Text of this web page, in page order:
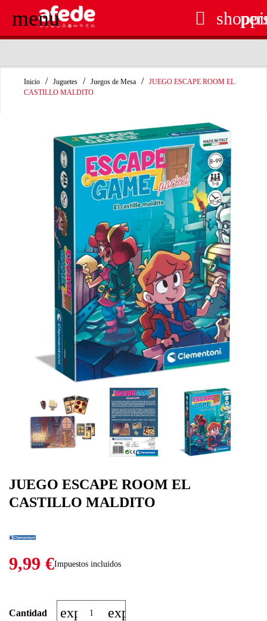
menu 
Inicio Juguetes Juegos de Mesa
JUEGO ESCAPE ROOM EL
CASTILLO MALDITO
JUEGO ESCAPE ROOM EL
CASTILLO MALDITO
9,99 €Impuestos incluidos
Cantidad expand_moreexpand_less